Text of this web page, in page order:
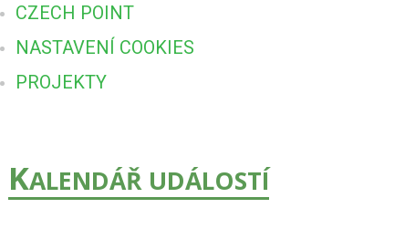
CZECH POINT
NASTAVENÍ COOKIES
PROJEKTY
KALENDÁŘ UDÁLOSTÍ